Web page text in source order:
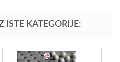
ISTE KATEGORIJE: